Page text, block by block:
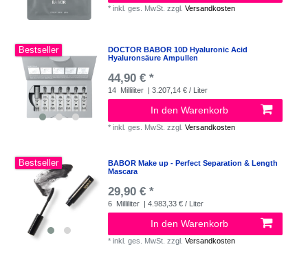
*inkl. ges. MwSt. zzgl.Versandkosten
Bestseller
DOCTOR BABOR 10D Hyaluronic Acid
Hyaluronsäure Ampullen
44,90 € *
14 Milliliter | 3.207,14 € / Liter
In den Warenkorb
*inkl. ges. MwSt. zzgl.Versandkosten
Bestseller
BABOR Make up - Perfect Separation & Length
Mascara
29,90 € *
6 Milliliter | 4.983,33 € / Liter
In den Warenkorb
*inkl. ges. MwSt. zzgl.Versandkosten